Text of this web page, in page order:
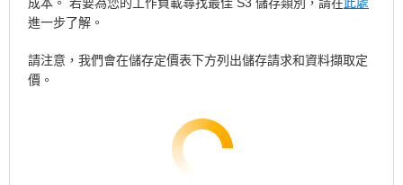
進一步了解。
請注意，我們會在儲存定價表下方列出儲存請求和資料擷取定
價。